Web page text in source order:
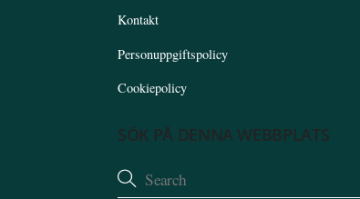
Kontakt
Personuppgiftspolicy
Cookiepolicy
SÖK PÅ DENNA WEBBPLATS